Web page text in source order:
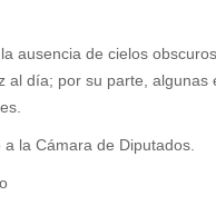
ausencia de cielos obscuros
al día; por su parte,
la Cámara de Diputados.